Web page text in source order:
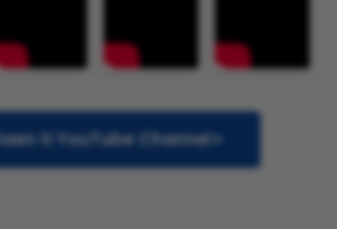
ti YouTube Channel